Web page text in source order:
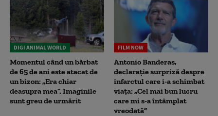
DIGI ANIMAL WORLD
Momentul când un bărbat
de 65 de ani este atacat de
un bizon: „Era chiar
deasupra mea”. Imaginile
sunt greu de urmărit
FILM NOW
Antonio Banderas,
declarație surpriză despre
infarctul care i-a schimbat
viața: „Cel mai bun lucru
care mi s-a întâmplat
vreodată”